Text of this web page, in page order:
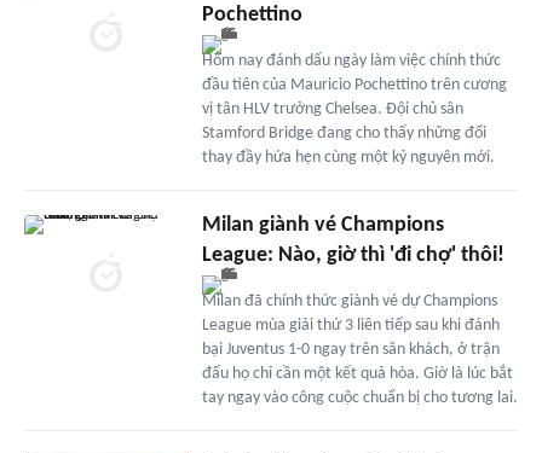
Pochettino
Hôm nay đánh dấu ngày làm việc chính thức
đầu tiên của Mauricio Pochettino trên cương
vị tân HLV trưởng Chelsea. Đội chủ sân
Stamford Bridge đang cho thấy những đổi
thay đầy hứa hẹn cùng một kỷ nguyên mới.
Milan giành vé Champions
League: Nào, giờ thì 'đi chợ' thôi!
Milan đã chính thức giành vé dự Champions
League mùa giải thứ 3 liên tiếp sau khi đánh
bại Juventus 1-0 ngay trên sân khách, ở trận
đấu họ chỉ cần một kết quả hòa. Giờ là lúc bắt
tay ngay vào công cuộc chuẩn bị cho tương lai.